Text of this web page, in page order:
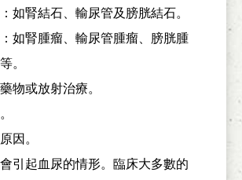
如腎結石、輸尿管及膀胱結石。
：如腎腫瘤、輸尿管腫瘤、膀胱腫
。
物或放射治療。
因。
引起血尿的情形。臨床大多數的